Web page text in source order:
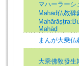
マハーラーシ
Mahāḍ仏教
Mahāḍ
まんが大乗仏
大乘佛敎發生